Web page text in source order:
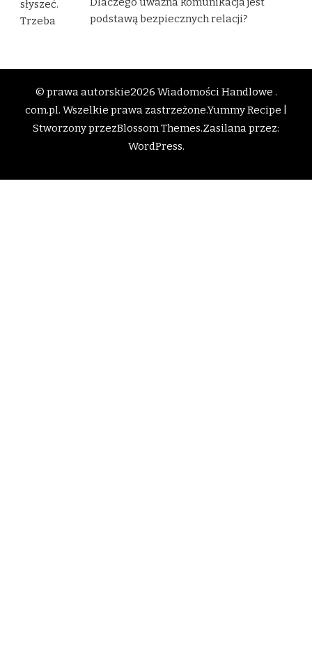
podstawą bezpiecznych relacji?
© prawa autorskie2026 Wiadomości Handlowe .
com.pl. Wszelkie prawa zastrzeżone.Yummy Recipe |
Stworzony przezBlossom Themes.Zasilana przez:
WordPress.